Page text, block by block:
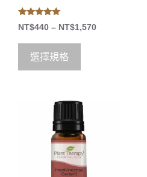
5.00
out of 5
NT$440 – NT$1,570
選擇規格